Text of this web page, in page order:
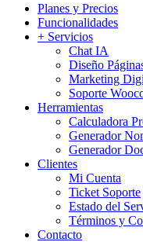
Planes y Precios
Funcionalidades
+ Servicios
Chat IA
Diseño
Marketing
Soporte
Herramientas
Calculadora
Generador
Generador
Clientes
Mi Cuenta
Ticket Soporte
Estado del
Términos y
Contacto